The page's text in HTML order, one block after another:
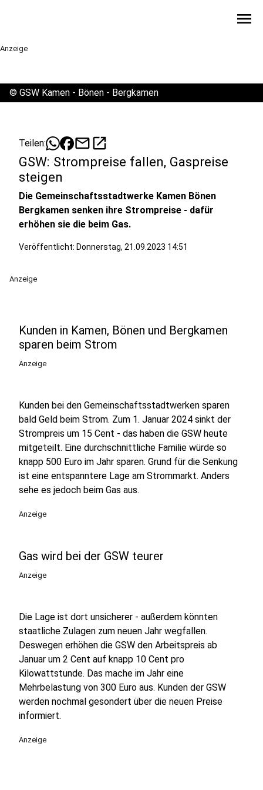
menu
Anzeige
© GSW Kamen - Bönen - Bergkamen
Teilen: mailopen_in_new
GSW: Strompreise fallen, Gaspreise
steigen
Die Gemeinschaftsstadtwerke Kamen Bönen
Bergkamen senken ihre Strompreise - dafür
erhöhen sie die beim Gas.
Veröffentlicht: Donnerstag, 21.09.2023 14:51
Anzeige
Kunden in Kamen, Bönen und Bergkamen
sparen beim Strom
Anzeige
Kunden bei den Gemeinschaftsstadtwerken sparen
bald Geld beim Strom. Zum 1. Januar 2024 sinkt der
Strompreis um 15 Cent - das haben die GSW heute
mitgeteilt. Eine durchschnittliche Familie würde so
knapp 500 Euro im Jahr sparen. Grund für die Senkung
ist eine entspanntere Lage am Strommarkt. Anders
sehe es jedoch beim Gas aus.
Anzeige
Gas wird bei der GSW teurer
Anzeige
Die Lage ist dort unsicherer - außerdem könnten
staatliche Zulagen zum neuen Jahr wegfallen.
Deswegen erhöhen die GSW den Arbeitspreis ab
Januar um 2 Cent auf knapp 10 Cent pro
Kilowattstunde. Das mache im Jahr eine
Mehrbelastung von 300 Euro aus. Kunden der GSW
werden nochmal gesondert über die neuen Preise
informiert.
Anzeige